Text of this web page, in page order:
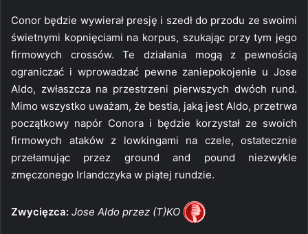
Conor będzie wywierał presję i szedł do przodu ze swoimi
świetnymi kopnięciami na korpus, szukając przy tym jego
firmowych crossów. Te działania mogą z pewnością
ograniczać i wprowadzać pewne zaniepokojenie u Jose
Aldo, zwłaszcza na przestrzeni pierwszych dwóch rund.
Mimo wszystko uważam, że bestia, jaką jest Aldo, przetrwa
początkowy napór Conora i będzie korzystał ze swoich
firmowych ataków z lowkingami na czele, ostatecznie
przełamując przez ground and pound niezwykle
zmęczonego Irlandczyka w piątej rundzie.
Zwycięzca: Jose Aldo przez (T)KO